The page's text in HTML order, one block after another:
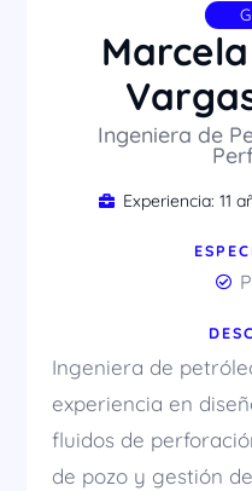
Ingeniera de
Experiencia: 11
Ingeniera de
experiencia en
fluidos de
de pozo y gestión